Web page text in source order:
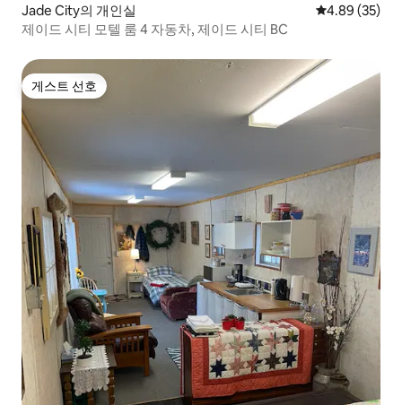
Jade City의 개인실 평점 4.89점(5
4.89 (35)
제이드 시티 모텔 룸 4 자동차, 제이드 시티 BC
게스트 선호
게스트 선호